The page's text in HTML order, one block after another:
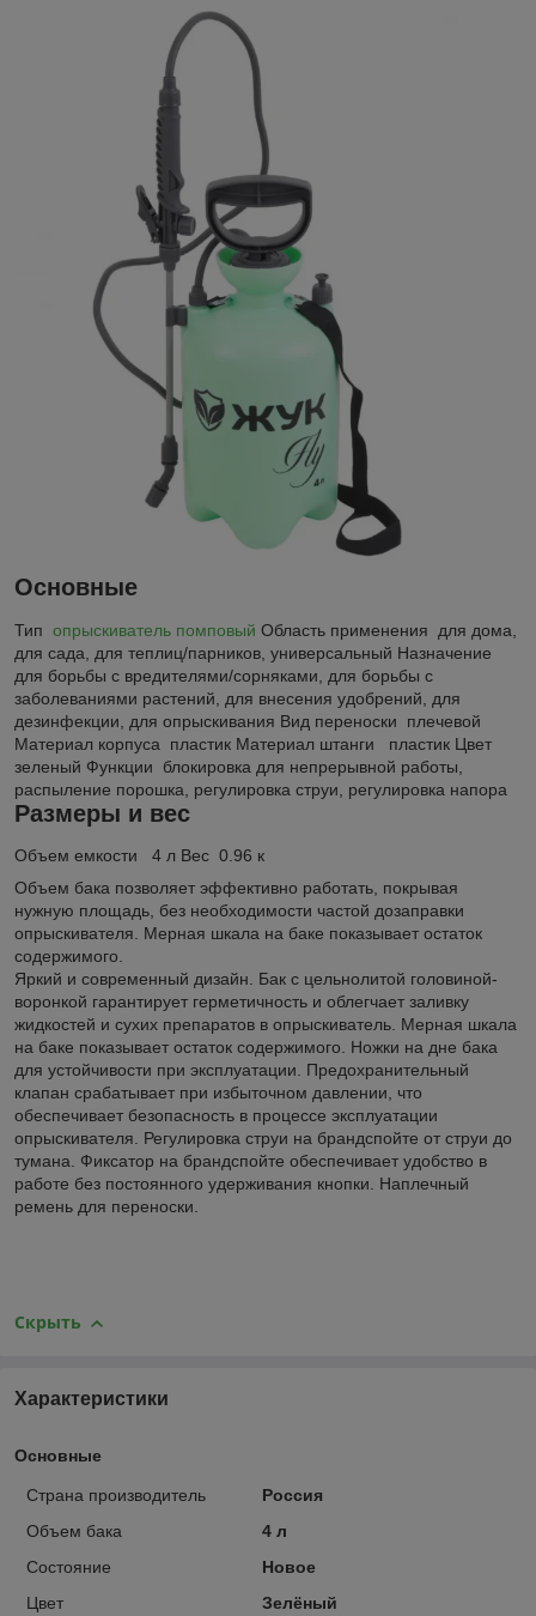
Основные
Тип опрыскиватель помповый Область применения для дома,
для сада, для теплиц/парников, универсальный Назначение
для борьбы с вредителями/сорняками, для борьбы с
заболеваниями растений, для внесения удобрений, для
дезинфекции, для опрыскивания Вид переноски плечевой
Материал корпуса пластик Материал штанги пластик Цвет
зеленый Функции блокировка для непрерывной работы,
распыление порошка, регулировка струи, регулировка напора
Размеры и вес
Объем емкости 4 л Вес 0.96 к
Объем бака позволяет эффективно работать, покрывая
нужную площадь, без необходимости частой дозаправки
опрыскивателя. Мерная шкала на баке показывает остаток
содержимого.
Яркий и современный дизайн. Бак с цельнолитой головиной-
воронкой гарантирует герметичность и облегчает заливку
жидкостей и сухих препаратов в опрыскиватель. Мерная шкала
на баке показывает остаток содержимого. Ножки на дне бака
для устойчивости при эксплуатации. Предохранительный
клапан срабатывает при избыточном давлении, что
обеспечивает безопасность в процессе эксплуатации
опрыскивателя. Регулировка струи на брандспойте от струи до
тумана. Фиксатор на брандспойте обеспечивает удобство в
работе без постоянного удерживания кнопки. Наплечный
ремень для переноски.
Скрыть
Характеристики
Основные
Страна производитель
Россия
Объем бака
4 л
Состояние
Новое
Цвет
Зелёный